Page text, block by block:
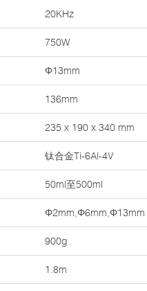
20KHz
750W
Φ13mm
136mm
235 x 190 x 340 mm
钛合金Ti-6Al-4V
50ml至500ml
Φ2mm,Φ6mm,Φ13mm
900g
1.8m